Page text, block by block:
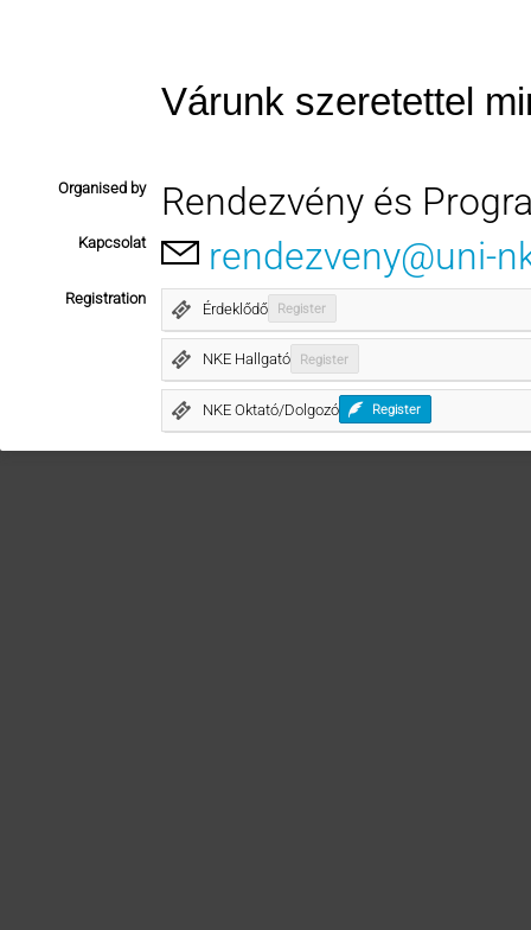
Várunk szeretettel
Organised by Rendezvény és
Kapcsolat rendezveny@uni-
Registration
Érdeklődő Register
NKE Hallgató Register
NKE Oktató/Dolgozó Register